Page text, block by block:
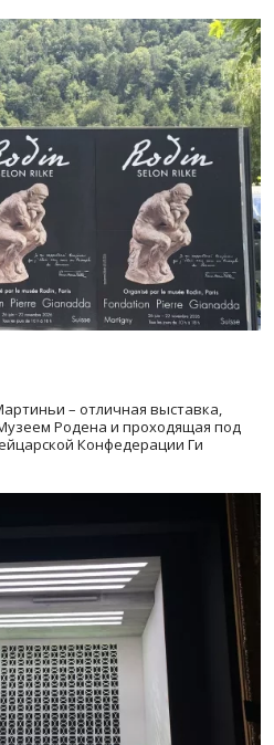
– отличная выставка,
Родена и проходящая под
Конфедерации Ги